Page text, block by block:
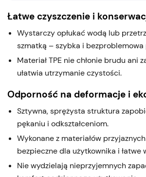
Łatwe czyszczenie i
Wystarczy opłukać wodą lub
szmatką – szybka i
Materiał TPE nie chłonie brudu ani
ułatwia utrzymanie czystości.
Odporność na deformacje i
Sztywna, sprężysta struktura
pękaniu i odkształceniom.
Wykonane z materiałów
bezpieczne dla użytkownika i łatwe
Nie wydzielają nieprzyjemnych